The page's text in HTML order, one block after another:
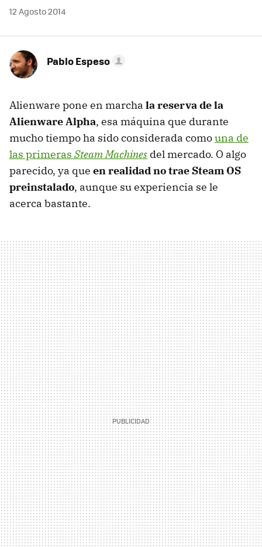
12 Agosto 2014
Pablo Espeso
Alienware pone en marcha la reserva de la
Alienware Alpha, esa máquina que durante
mucho tiempo ha sido considerada comouna de
las primeras Steam Machines del mercado. O algo
parecido, ya que en realidad no trae Steam OS
preinstalado, aunque su experiencia se le
acerca bastante.